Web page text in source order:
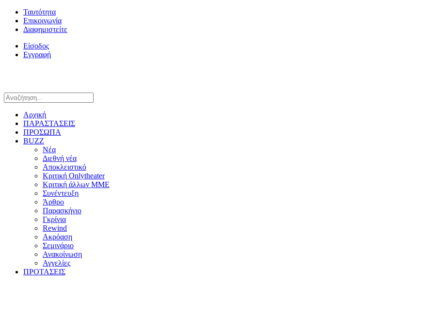
Ταυτότητα
Επικοινωνία
Διαφημιστείτε
Είσοδος
Εγγραφή
Αρχική
ΠΑΡΑΣΤΑΣΕΙΣ
ΠΡΟΣΩΠΑ
BUZZ
Νέα
Διεθνή νέα
Αποκλειστικό
Κριτική Onlytheater
Κριτική άλλων ΜΜΕ
Συνέντευξη
Άρθρο
Παρασκήνιο
Γκρίνια
Rewind
Ακρόαση
Σεμινάριο
Ανακοίνωση
Αγγελίες
ΠΡΟΤΑΣΕΙΣ